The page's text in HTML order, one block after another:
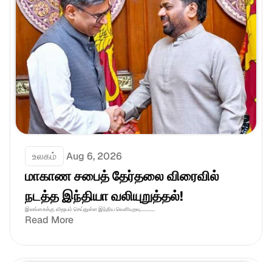
உலகம் Aug 6, 2026
மாகாண சபைத் தேர்தலை விரைவில்
நடத்த இந்தியா வலியுறுத்தல்!
இலங்கைக்கு விஜயம் செய்துள்ள இந்திய வெளியுறவு............
Read More